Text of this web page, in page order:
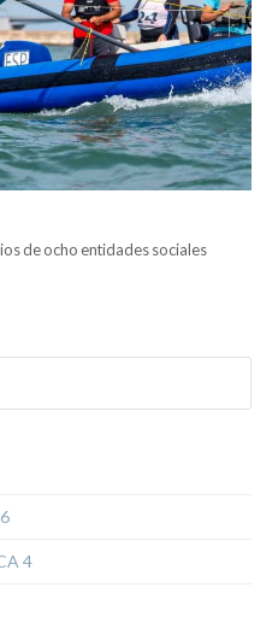
de ocho entidades sociales
4